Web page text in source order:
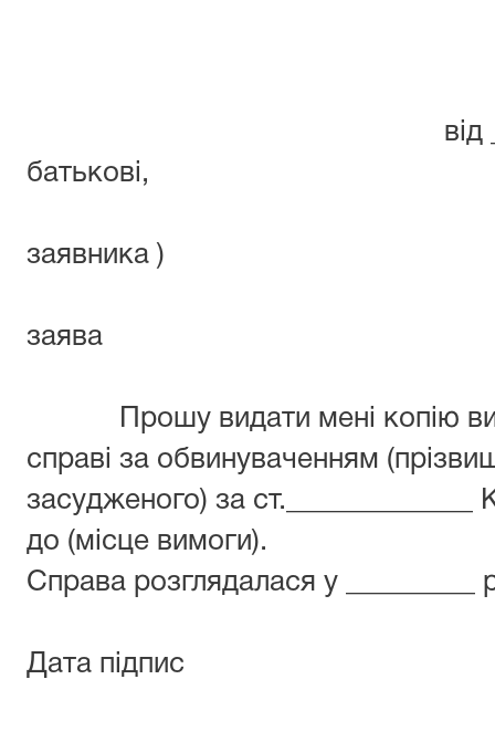
від
заявника )
заява
Прошу видати мені копію
справі за обвинуваченням
засудженого) за ст._____________
до (місце вимоги).
Справа розглядалася у _________
Дата підпис